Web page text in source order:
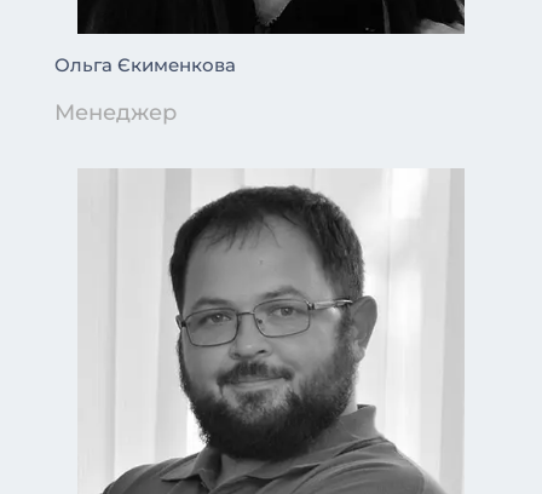
Ольга Єкименкова
Менеджер